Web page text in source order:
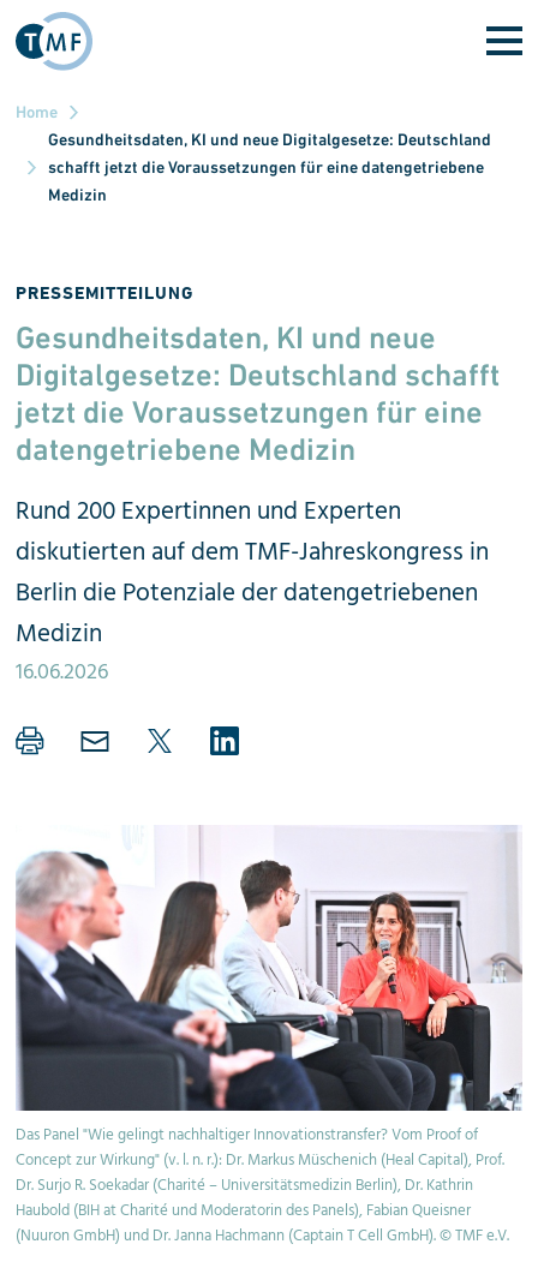
Skip to main content
Home
Gesundheitsdaten, KI und neue Digitalgesetze: Deutschland
schafft jetzt die Voraussetzungen für eine datengetriebene
Medizin
PRESSEMITTEILUNG
Gesundheitsdaten, KI und neue
Digitalgesetze: Deutschland schafft
jetzt die Voraussetzungen für eine
datengetriebene Medizin
Rund 200 Expertinnen und Experten
diskutierten auf dem TMF-Jahreskongress in
Berlin die Potenziale der datengetriebenen
Medizin
16.06.2026
Das Panel "Wie gelingt nachhaltiger Innovationstransfer? Vom Proof of
Concept zur Wirkung" (v. l. n. r.): Dr. Markus Müschenich (Heal Capital), Prof.
Dr. Surjo R. Soekadar (Charité – Universitätsmedizin Berlin), Dr. Kathrin
Haubold (BIH at Charité und Moderatorin des Panels), Fabian Queisner
(Nuuron GmbH) und Dr. Janna Hachmann (Captain T Cell GmbH). © TMF e.V.